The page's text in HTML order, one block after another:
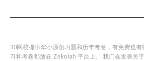
30网校提供华小原创习题和历年考卷，有免费也
习和考卷都放在 Zekolah 平台上。 我们会发表关